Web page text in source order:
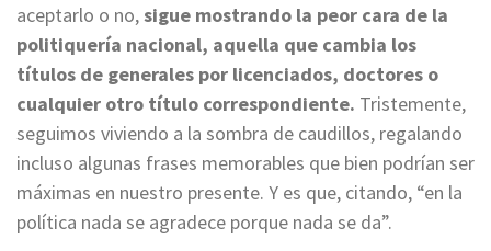
aceptarlo o no,sigue mostrando la peor cara de la
politiquería nacional, aquella que cambia los
títulos de generales por licenciados, doctores o
cualquier otro título correspondiente. Tristemente,
seguimos viviendo a la sombra de caudillos, regalando
incluso algunas frases memorables que bien podrían ser
máximas en nuestro presente. Y es que, citando, “en la
política nada se agradece porque nada se da”.